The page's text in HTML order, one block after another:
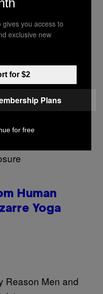
IMAGES
Finally
Blood
Human
Yoga
you access to
exclusive new
for $2
Plans
for free